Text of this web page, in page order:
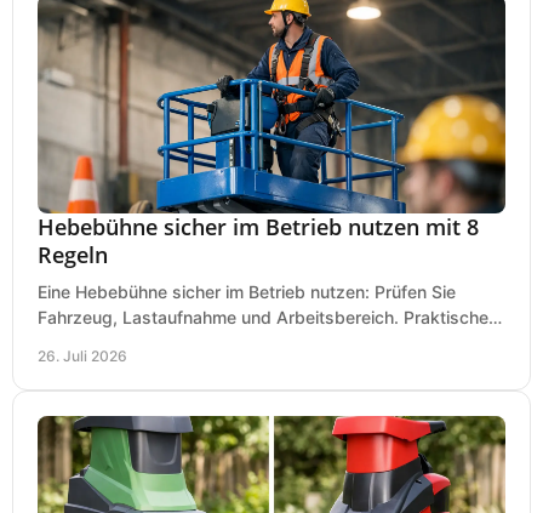
Hebebühne sicher im Betrieb nutzen mit 8
Regeln
Eine Hebebühne sicher im Betrieb nutzen: Prüfen Sie
Fahrzeug, Lastaufnahme und Arbeitsbereich. Praktische
26. Juli 2026